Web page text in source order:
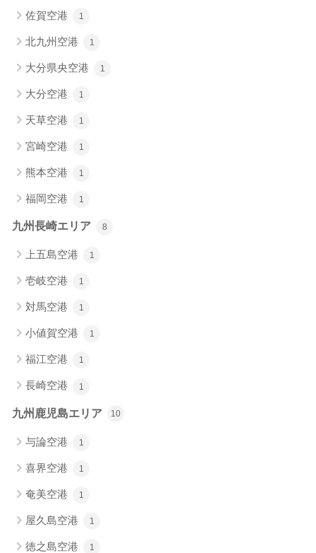
佐賀空港 1
北九州空港 1
大分県央空港 1
大分空港 1
天草空港 1
宮崎空港 1
熊本空港 1
福岡空港 1
九州長崎エリア 8
上五島空港 1
壱岐空港 1
対馬空港 1
小値賀空港 1
福江空港 1
長崎空港 1
九州鹿児島エリア 10
与論空港 1
喜界空港 1
奄美空港 1
屋久島空港 1
徳之島空港 1